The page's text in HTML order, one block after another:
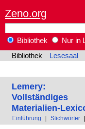
Zeno.org
Bibliothek
Nur in
Bibliothek
Lesesaal
Lemery:
Vollständiges
Materialien-
Einführung Stichwörter